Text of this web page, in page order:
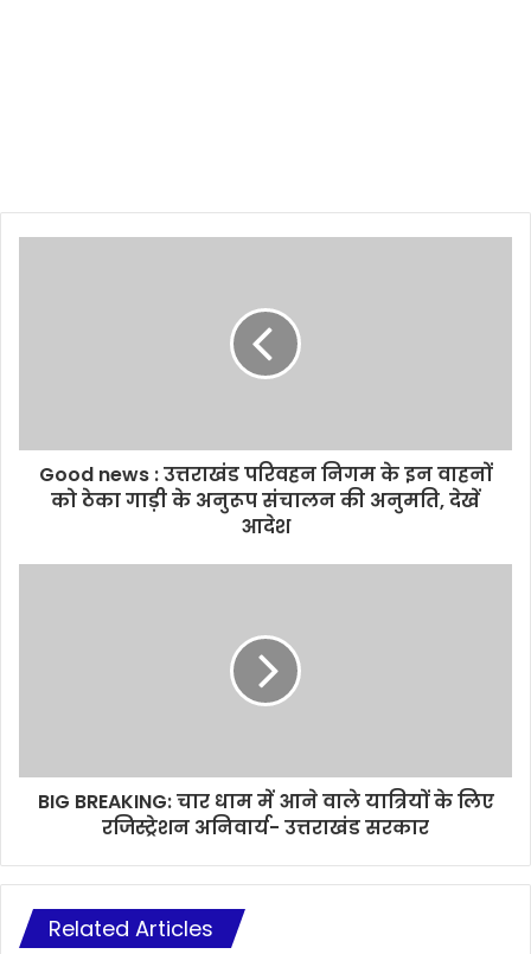
Good news : उत्तराखंड परिवहन निगम के इन वाहनों
को ठेका गाड़ी के अनुरूप संचालन की अनुमति, देखें
आदेश
BIG BREAKING: चार धाम में आने वाले यात्रियों के लिए
रजिस्ट्रेशन अनिवार्य- उत्तराखंड सरकार
Related Articles